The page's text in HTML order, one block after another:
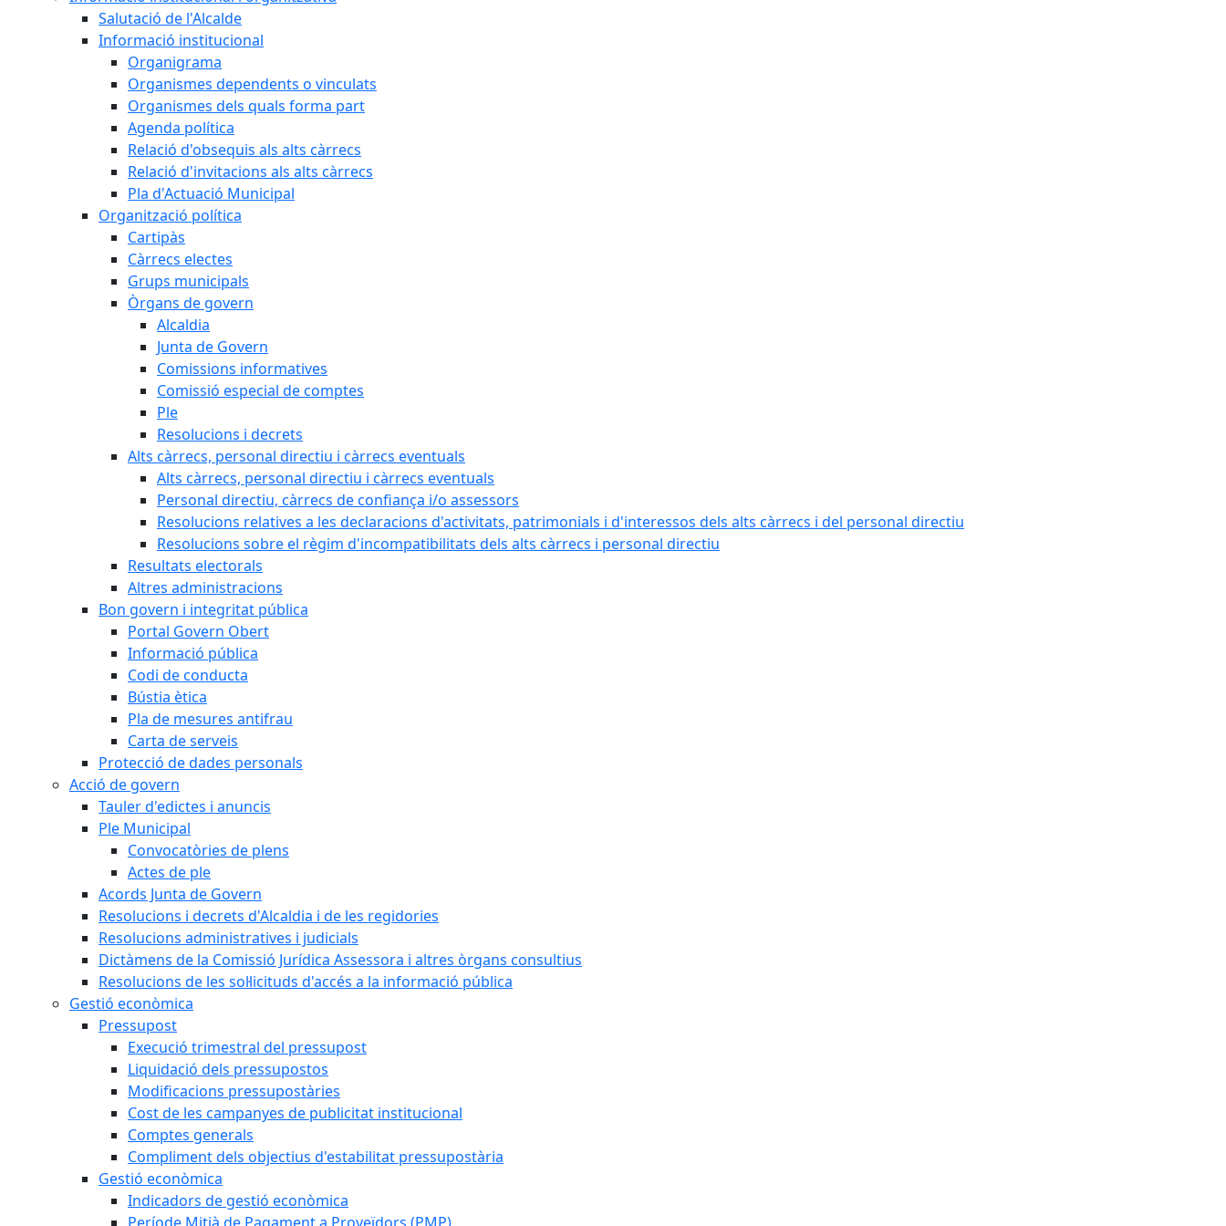
Salutació de l'Alcalde
Informació institucional
Organigrama
Organismes dependents o vinculats
Organismes dels quals forma part
Agenda política
Relació d'obsequis als alts càrrecs
Relació d'invitacions als alts càrrecs
Pla d'Actuació Municipal
Organització política
Cartipàs
Càrrecs electes
Grups municipals
Òrgans de govern
Alcaldia
Junta de Govern
Comissions informatives
Comissió especial de comptes
Ple
Resolucions i decrets
Alts càrrecs, personal directiu i càrrecs eventuals
Alts càrrecs, personal directiu i càrrecs eventuals
Personal directiu, càrrecs de confiança i/o assessors
Resolucions relatives a les declaracions d'activitats, patrimonials i d'interessos dels alts càrrecs i del personal directiu
Resolucions sobre el règim d'incompatibilitats dels alts càrrecs i personal directiu
Resultats electorals
Altres administracions
Bon govern i integritat pública
Portal Govern Obert
Informació pública
Codi de conducta
Bústia ètica
Pla de mesures antifrau
Carta de serveis
Protecció de dades personals
Acció de govern
Tauler d'edictes i anuncis
Ple Municipal
Convocatòries de plens
Actes de ple
Acords Junta de Govern
Resolucions i decrets d'Alcaldia i de les regidories
Resolucions administratives i judicials
Dictàmens de la Comissió Jurídica Assessora i altres òrgans consultius
Resolucions de les sol·licituds d'accés a la informació pública
Gestió econòmica
Pressupost
Execució trimestral del pressupost
Liquidació dels pressupostos
Modificacions pressupostàries
Cost de les campanyes de publicitat institucional
Comptes generals
Compliment dels objectius d'estabilitat pressupostària
Gestió econòmica
Indicadors de gestió econòmica